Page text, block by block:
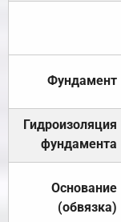
Фундамент
Гидроизоляция
фундамента
Основание
(обвязка)